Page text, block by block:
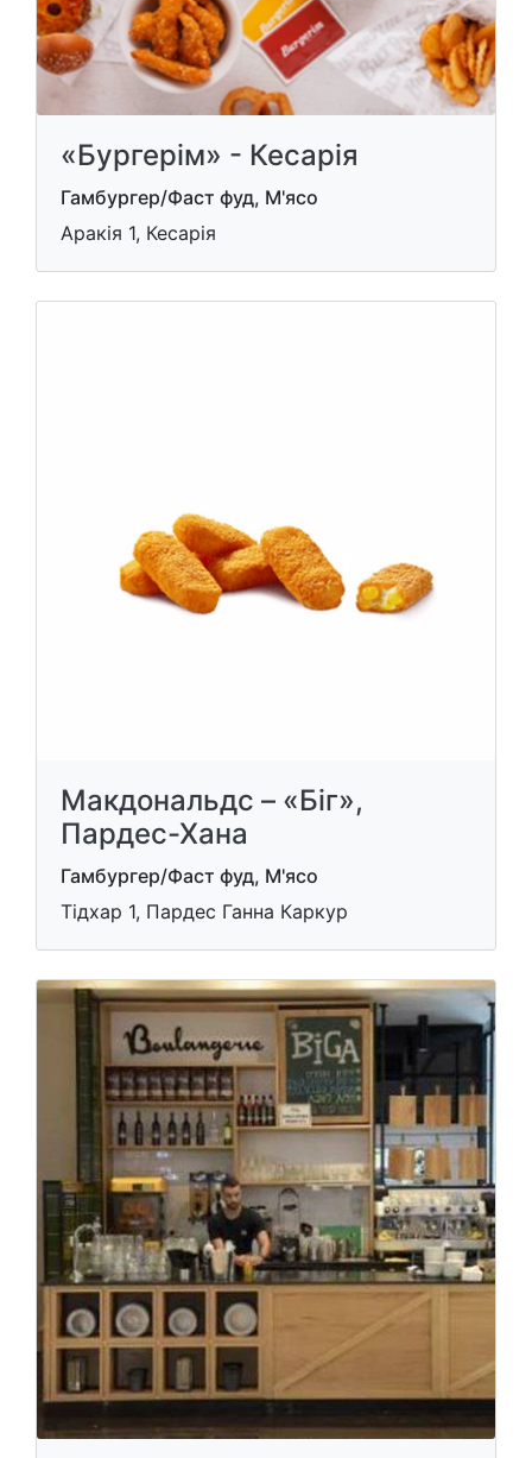
«Бургерім» - Кесарія
Гамбургер/Фаст фуд, М'ясо
Аракія 1, Кесарія
Макдональдс – «Біг»,
Пардес-Хана
Гамбургер/Фаст фуд, М'ясо
Тідхар 1, Пардес Ганна Каркур